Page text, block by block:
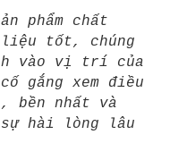
phẩm chất
tốt, chúng
vào vị trí của
gắng xem điều
nhất và
sự hài lòng lâu